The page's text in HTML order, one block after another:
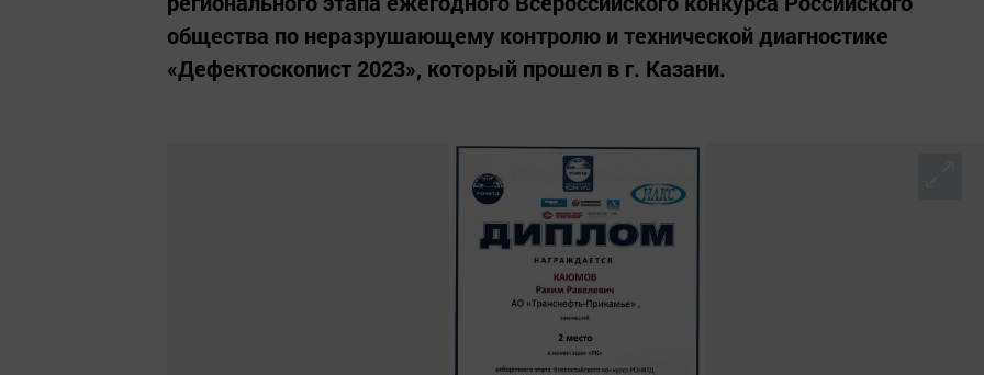
общества по неразрушающему контролю и технической диагностике
«Дефектоскопист 2023», который прошел в г. Казани.